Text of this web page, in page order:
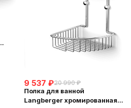
9 537 ₽20 990 ₽
Полка для ванной
Langberger хромированная к